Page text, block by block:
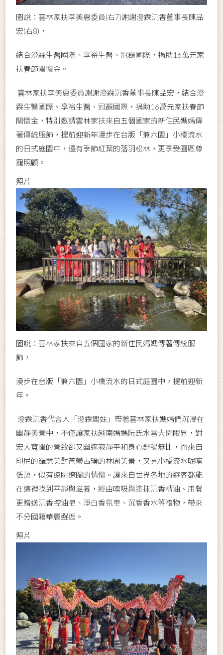
圖說：雲林家扶李美惠委員(右7)謝謝澄霖沉香董事長陳品
宏(右8)，
結合澄霖生醫國際、享裕生醫、冠頵國際，捐助16萬元家
扶春節關懷金。
雲林家扶李美惠委員謝謝澄霖沉香董事長陳品宏，結合澄
霖生醫國際、享裕生醫、冠頵國際，捐助16萬元家扶春節
關懷金，特別邀請雲林家扶來自五個國家的新住民媽媽傳
著傳統服飾，提前迎新年漫步在台版「兼六園」小橋流水
的日式庭園中，還有季節紅葉的落羽松林，更享受園區尊
寵照顧。
照片
圖說：雲林家扶來自五個國家的新住民媽媽傳著傳統服
飾，
漫步在台版「兼六園」小橋流水的日式庭園中，提前迎新
年。
澄霖沉香代言人「澄霖闆妹」帶著雲林家扶媽媽們沉浸在
幽靜美景中，不僅讓家扶越南媽媽阮氏水雪大開眼界，對
宏大寬闊的景致卻又幽邃寂靜平和身心舒暢無比，而來自
印尼的羅慧美對蒼鬱古璞的林園美景，又見小橋流水呢喃
低語，似有遠眺遼闊的情懷。讓來自世界各地的遊客都能
在這裡找到平靜與滋養，經由嗅吸與塗抹沉香精油、用餐
更贈送沉香控油皂、淨白香氛皂、沉香香水等禮物，帶來
不分國籍華麗邂逅。
照片